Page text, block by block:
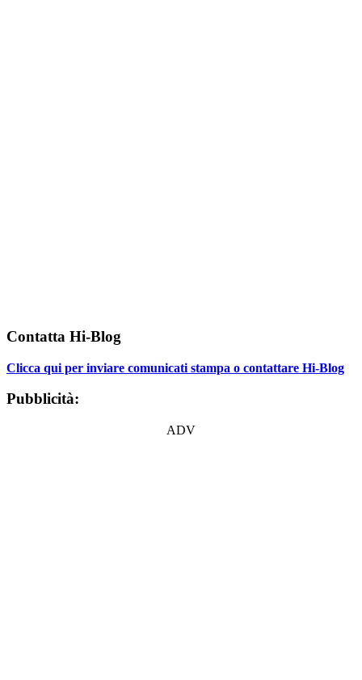
Contatta Hi-Blog
Clicca qui per inviare comunicati stampa o contattare Hi-Blog
Pubblicità:
ADV